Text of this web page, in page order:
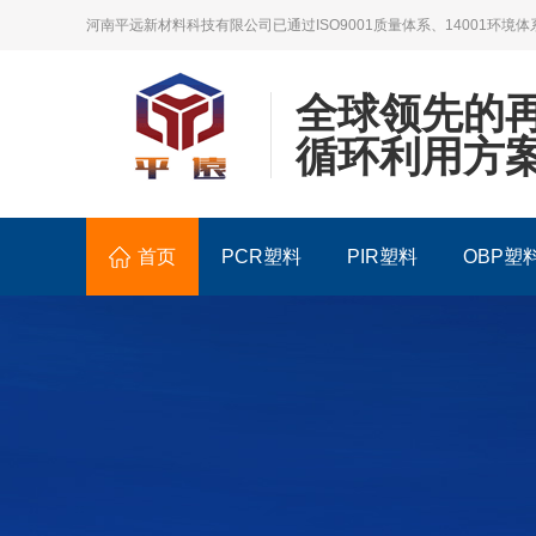
河南平远新材料科技有限公司已通过ISO9001质量体系、14001环境
全球领先的
循环利用方
首页 PCR塑料 PIR塑料 OBP塑